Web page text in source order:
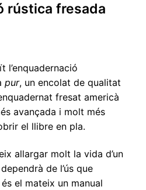
rústica fresada
l’enquadernació
pur, un encolat de qualitat
fresat americà
avançada i molt més
el llibre en pla.
allargar molt la vida d’un
de l’ús que
el mateix un manual